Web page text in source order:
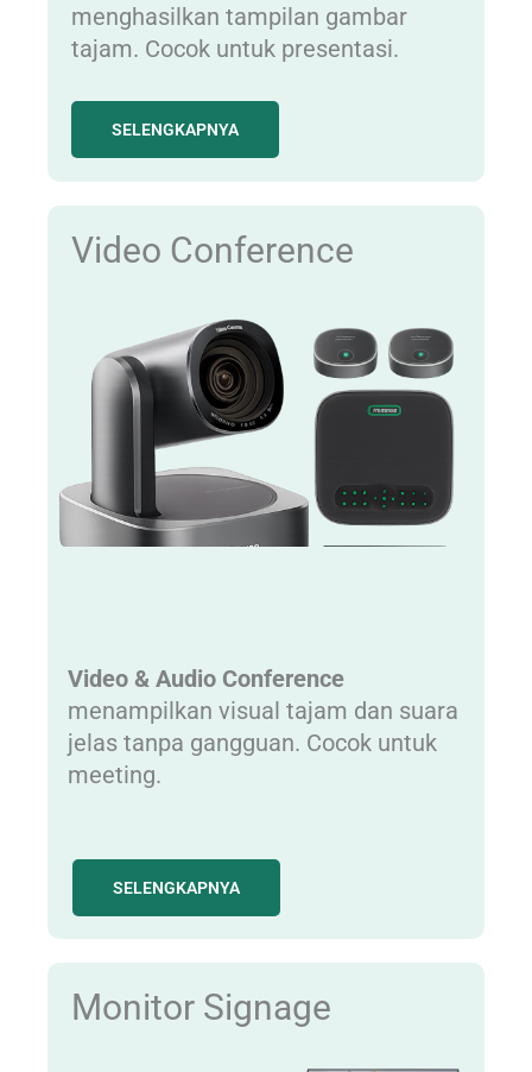
menghasilkan tampilan gambar
tajam. Cocok untuk presentasi.
SELENGKAPNYA
Video Conference
Video & Audio Conference
menampilkan visual tajam dan suara
jelas tanpa gangguan. Cocok untuk
meeting.
SELENGKAPNYA
Monitor Signage